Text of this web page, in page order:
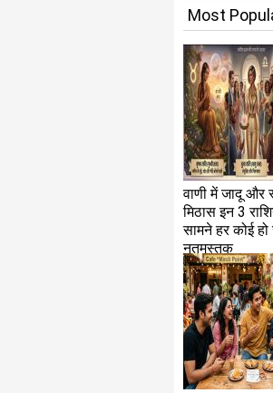
Most
वाणी में जादू और
मिठास इन 3
सामने हर कोई हो
नतमस्तक